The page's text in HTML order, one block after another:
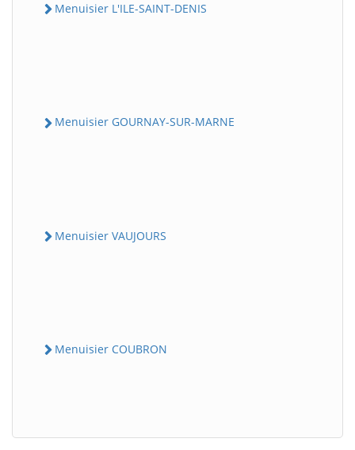
Menuisier L'ILE-SAINT-DENIS
Menuisier GOURNAY-SUR-MARNE
Menuisier VAUJOURS
Menuisier COUBRON